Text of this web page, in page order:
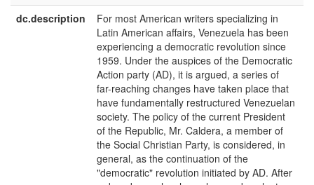
dc.description
For most American writers specializing in
Latin American affairs, Venezuela has been
experiencing a democratic revolution since
1959. Under the auspices of the Democratic
Action party (AD), it is argued, a series of
far-reaching changes have taken place that
have fundamentally restructured Venezuelan
society. The policy of the current President
of the Republic, Mr. Caldera, a member of
the Social Christian Party, is considered, in
general, as the continuation of the
"democratic" revolution initiated by AD. After